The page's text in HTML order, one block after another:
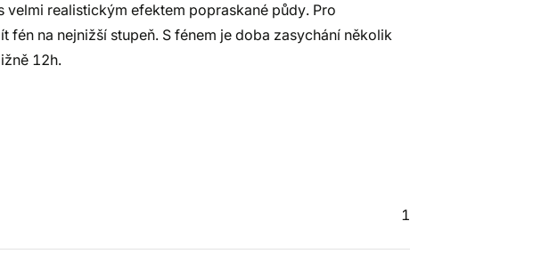
realistickým efektem popraskané půdy. Pro
na nejnižší stupeň. S fénem je doba zasychání několik
12h.
1